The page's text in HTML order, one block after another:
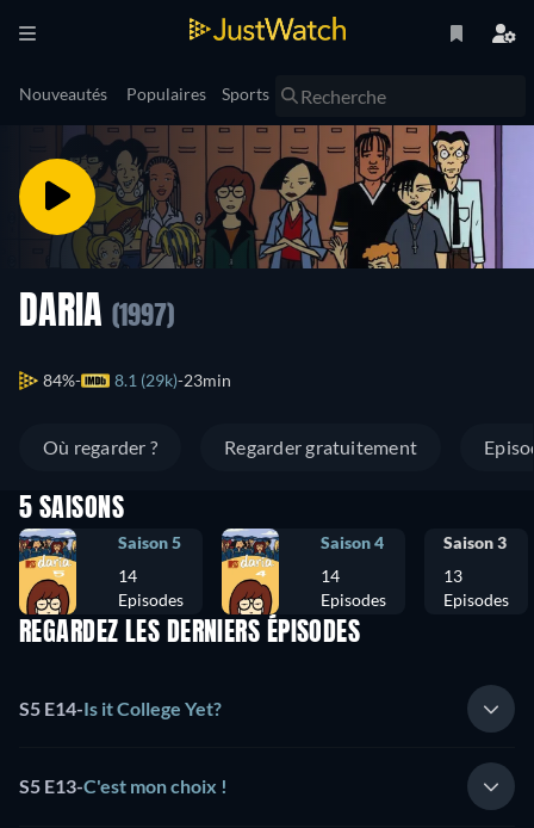
Nouveautés Populaires Sports
DARIA (1997)
84% 8.1 (29k) 23min
Où regarder ? Regarder gratuitement
5 SAISONS
Saison 5
14
Episodes
Saison 4
14
Episodes
Saison 3
13
Episodes
REGARDEZ LES DERNIERS ÉPISODES
S5 E14-Is it College Yet?
S5 E13-C'est mon choix !